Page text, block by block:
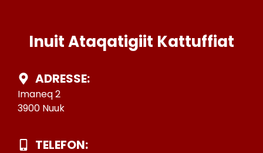
Inuit Ataqatigiit Kattuffiat
ADRESSE:
Imaneq 2
3900 Nuuk
TELEFON: